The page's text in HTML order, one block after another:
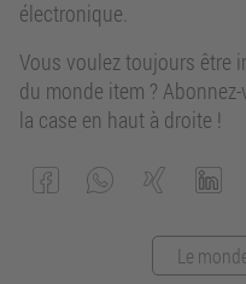
électronique.
Vous voulez toujours être
du monde item ?
la case en haut à droite !
Le